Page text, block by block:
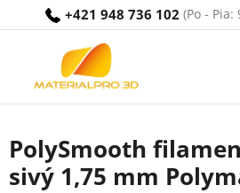
+421 948 736 102
PolySmooth
sivý 1,75 mm